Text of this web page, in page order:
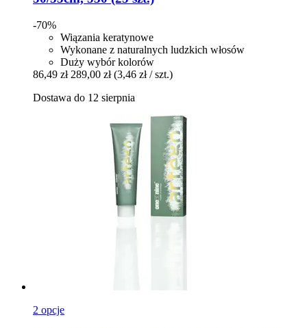
-70%
Wiązania keratynowe
Wykonane z naturalnych ludzkich włosów
Duży wybór kolorów
86,49 zł 289,00 zł (3,46 zł / szt.)
Dostawa do 12 sierpnia
2 opcje